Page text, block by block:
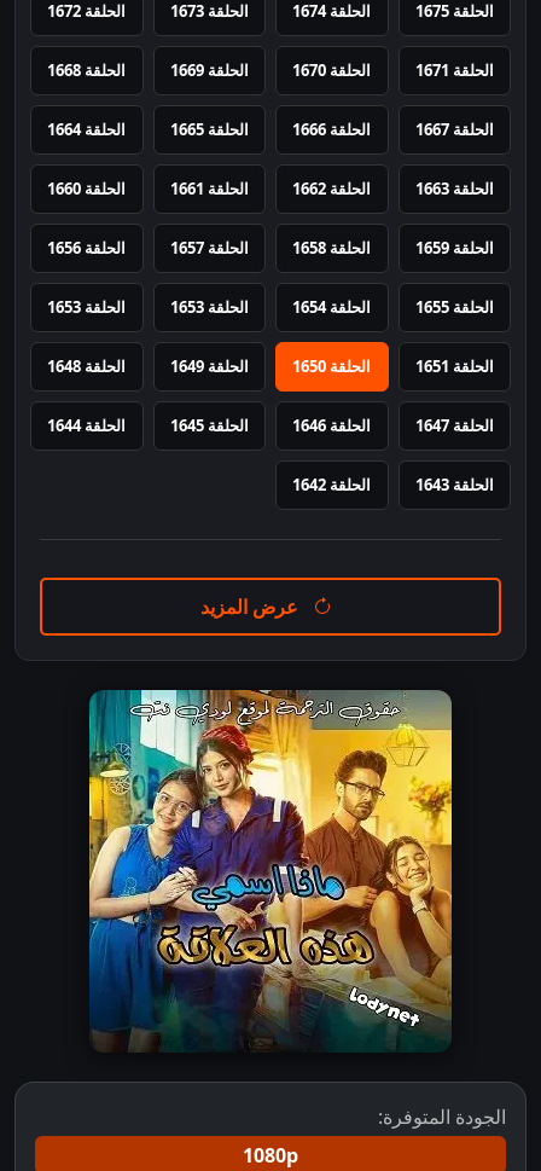
الحلقة 1675 الحلقة 1674 الحلقة 1673 الحلقة 1672
الحلقة 1671 الحلقة 1670 الحلقة 1669 الحلقة 1668
الحلقة 1667 الحلقة 1666 الحلقة 1665 الحلقة 1664
الحلقة 1663 الحلقة 1662 الحلقة 1661 الحلقة 1660
الحلقة 1659 الحلقة 1658 الحلقة 1657 الحلقة 1656
الحلقة 1655 الحلقة 1654 الحلقة 1653 الحلقة 1653
الحلقة 1651 الحلقة 1650 الحلقة 1649 الحلقة 1648
الحلقة 1647 الحلقة 1646 الحلقة 1645 الحلقة 1644
الحلقة 1643 الحلقة 1642
عرض المزيد
الجودة المتوفرة:
1080p